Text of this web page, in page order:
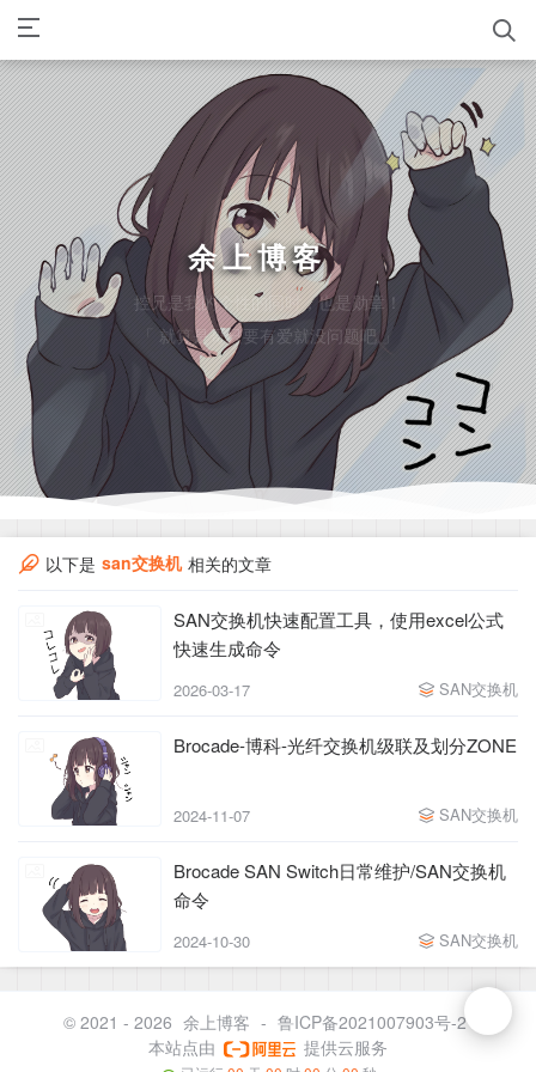
余上博客
控兄是我的个性的同时，也是勋章！
「 就算是哥只要有爱就没问题吧 」
以下是 san交换机 相关的文章
SAN交换机快速配置工具，使用excel公式
快速生成命令
2026-03-17 SAN交换机
Brocade-博科-光纤交换机级联及划分ZONE
2024-11-07 SAN交换机
Brocade SAN Switch日常维护/SAN交换机
命令
2024-10-30 SAN交换机
© 2021 - 2026 余上博客 - 鲁ICP备2021007903号-2
本站点由
提供云服务